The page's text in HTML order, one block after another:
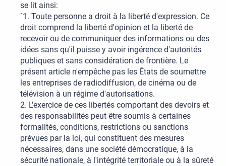
se lit ainsi:
`1. Toute personne a droit à la liberté d'expression. Ce
droit comprend la liberté d'opinion et la liberté de
recevoir ou de communiquer des informations ou des
idées sans qu'il puisse y avoir ingérence d'autorités
publiques et sans considération de frontière. Le
présent article n'empêche pas les États de soumettre
les entreprises de radiodiffusion, de cinéma ou de
télévision à un régime d'autorisations.
2. L'exercice de ces libertés comportant des devoirs et
des responsabilités peut être soumis à certaines
formalités, conditions, restrictions ou sanctions
prévues par la loi, qui constituent des mesures
nécessaires, dans une société démocratique, à la
sécurité nationale, à l'intégrité territoriale ou à la sûreté